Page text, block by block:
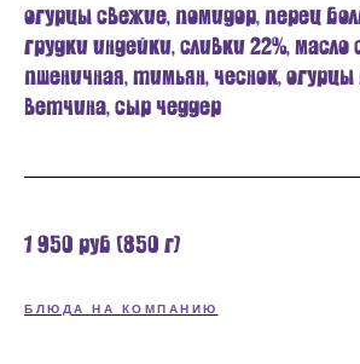
огурцы свежие, помидор, перец
грудки индейки, сливки 22%, масло
пшеничная, тимьян, чеснок,
ветчина, сыр чеддер
1 950 руб (850 г)
БЛЮДА НА КОМПАНИЮ